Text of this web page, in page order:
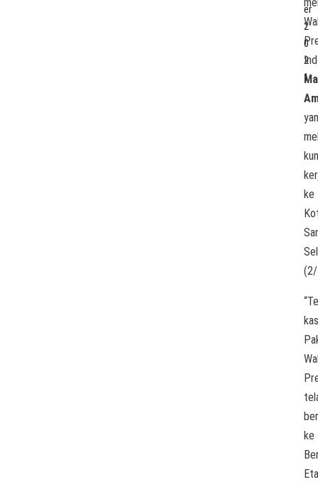
er
2
0
2
1
ke
ke